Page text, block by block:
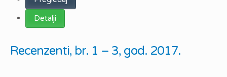
Detalji
Recenzenti, br. 1 – 3, god. 2017.